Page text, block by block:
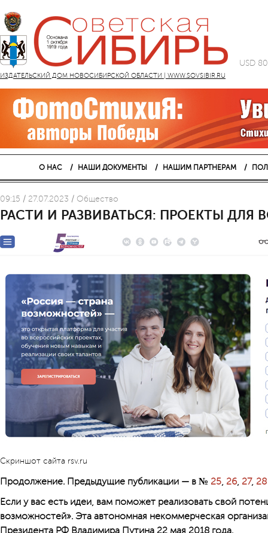
ИЗДАТЕЛЬСКИЙ ДОМ НОВОСИБИРСКОЙ ОБЛАСТИ | WWW.SOVSIBIR.RU
USD
О НАС НАШИ ДОКУМЕНТЫ НАШИМ ПАРТНЕРАМ
09:15 / 27.07.2023 / Общество
РАСТИ И РАЗВИВАТЬСЯ: ПРОЕКТЫ ДЛЯ
Скриншот сайта rsv.ru
Продолжение. Предыдущие публикации — в № 25, 26, 27, 28
Если у вас есть идеи, вам поможет реализовать свой
возможностей». Эта автономная некоммерческая
Президента РФ Владимира Путина 22 мая 2018 года.